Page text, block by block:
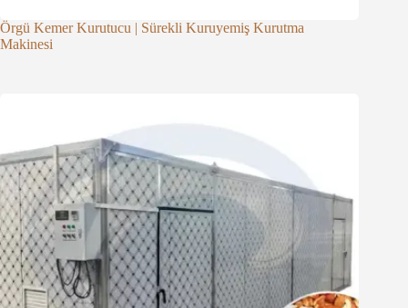
Örgü Kemer Kurutucu | Sürekli Kuruyemiş Kurutma
Makinesi